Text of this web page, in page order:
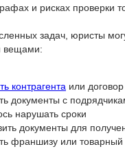
и рисках проверки
задач, юристы
вещами:
контрагента или
документы с
нарушать сроки
документы для
франшизу или товарный